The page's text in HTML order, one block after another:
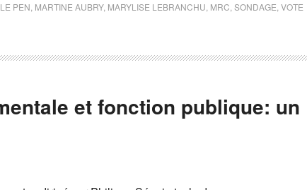
PEN MARTINE AUBRY, MARYLISE LEBRANCHU MRC SONDAGE VOTE
et fonction publique: un